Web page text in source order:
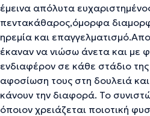
έμεινα απόλυτα
πεντακάθαρος,όμορφα
ηρεμία και
έκαναν να νιώσω άνετα και με
ενδιαφέρον σε κάθε στάδιο
αφοσίωση τους στη δουλειά
κάνουν την διαφορά. Το
όποιον χρειάζεται ποιοτική